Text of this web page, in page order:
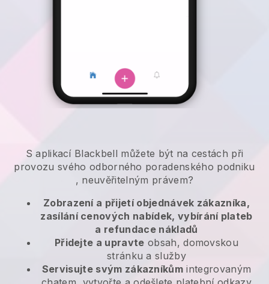
S aplikací Blackbell můžete být na cestách při
provozu svého odborného poradenského podniku
, neuvěřitelným právem?
Zobrazení a přijetí objednávek zákazníka,
zasílání cenových nabídek, vybírání plateb
a refundace nákladů
Přidejte a upravte obsah, domovskou
stránku a služby
Servisujte svým zákazníkům integrovaným